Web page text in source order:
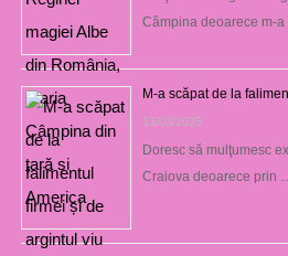
Câmpina deoarece m-a
M-a scăpat de la
13/03/2025
Doresc să mulţumesc
Craiova deoarece prin …